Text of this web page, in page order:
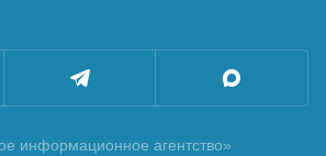
информационное агентство»